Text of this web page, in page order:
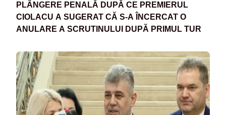
PLÂNGERE PENALĂ DUPĂ CE PREMIERUL
CIOLACU A SUGERAT CĂ S-A ÎNCERCAT O
ANULARE A SCRUTINULUI DUPĂ PRIMUL TUR